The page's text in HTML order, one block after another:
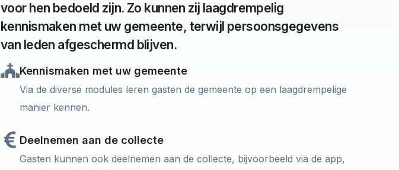
voor hen bedoeld zijn. Zo kunnen zij laagdrempelig
kennismaken met uw gemeente, terwijl persoonsgegevens
van leden afgeschermd blijven.
Kennismaken met uw gemeente
Via de diverse modules leren gasten de gemeente op een laagdrempelige
manier kennen.
Deelnemen aan de collecte
Gasten kunnen ook deelnemen aan de collecte, bijvoorbeeld via de app,